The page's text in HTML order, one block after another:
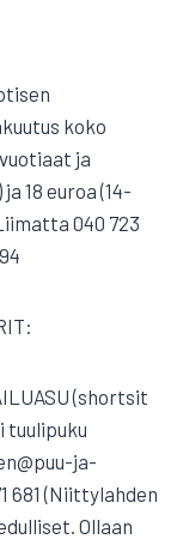
koko
ja
18 euroa (14-
040 723
(shortsit
tuulipuku
ja-
681 (Niittylahden
Ollaan